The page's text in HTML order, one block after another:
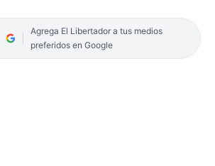
Agrega El Libertador a tus medios
preferidos en Google